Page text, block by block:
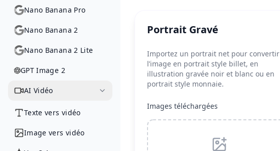
Nano Banana Pro
Nano Banana 2
Nano Banana 2 Lite
GPT Image 2
AI Vidéo
Texte vers vidéo
Image vers vidéo
Portrait Gravé
Importez un portrait net pour convertir
l’image en portrait style billet, en
illustration gravée noir et blanc ou en
portrait style monnaie.
Images téléchargées